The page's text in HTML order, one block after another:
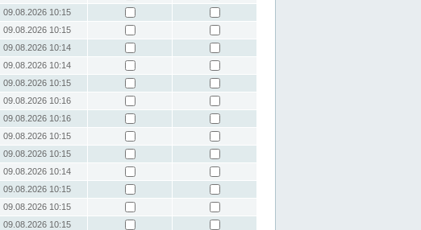
09.08.2026 10:15
09.08.2026 10:15
09.08.2026 10:14
09.08.2026 10:14
09.08.2026 10:15
09.08.2026 10:16
09.08.2026 10:16
09.08.2026 10:15
09.08.2026 10:15
09.08.2026 10:14
09.08.2026 10:15
09.08.2026 10:15
09.08.2026 10:15